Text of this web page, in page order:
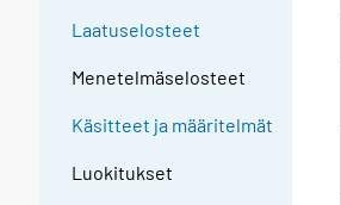
Laatuselosteet
Menetelmäselosteet
Käsitteet ja määritelmät
Luokitukset